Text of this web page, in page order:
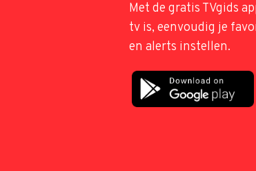
Met de gratis TVgids
tv is, eenvoudig je
en alerts instellen.